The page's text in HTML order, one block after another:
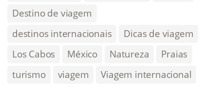
Destino de viagem
destinos internacionais
Dicas de viagem
Los Cabos
México Natureza
Praias
turismo
viagem Viagem internacional